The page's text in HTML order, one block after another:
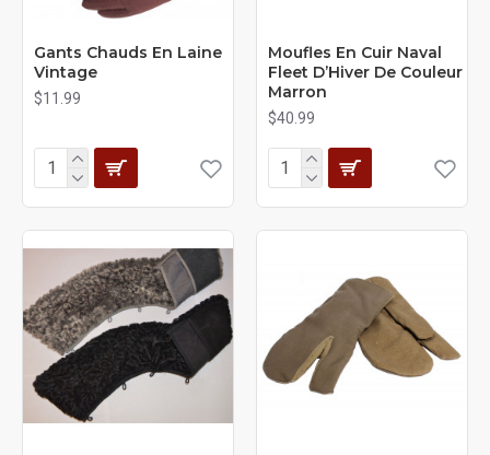
Gants Chauds En Laine
Vintage
$11.99
Moufles En Cuir Naval
Fleet D’Hiver De Couleur
Marron
$40.99